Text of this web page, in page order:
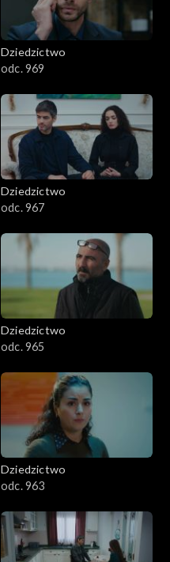
Dziedzictwo
odc. 969
Dziedzictwo
odc. 967
Dziedzictwo
odc. 965
Dziedzictwo
odc. 963